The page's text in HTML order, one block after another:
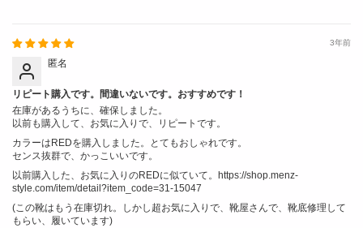
3年前
匿名
リピート購入です。間違いないです。おすすめです！
在庫があるうちに、確保しました。
以前も購入して、お気に入りで、リピートです。
カラーはREDを購入しました。とてもおしゃれです。
センス抜群で、かっこいいです。
以前購入した、お気に入りのREDに似ていて。https://shop.menz-
style.com/item/detail?item_code=31-15047
(この靴はもう在庫切れ。しかし超お気に入りで、靴屋さんで、靴底修理して
もらい、履いています)